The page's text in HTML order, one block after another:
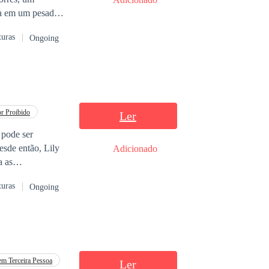
um pesadelo
pela
demais.
Ongoing
Proibido
ser
então, Lily
as
era que
ou aceitar o
Ongoing
Ler
Adicionado
Terceira Pessoa
Ler